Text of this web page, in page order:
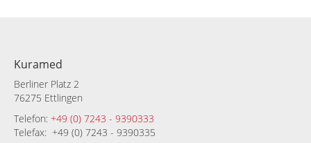
Kuramed
Berliner Platz 2
76275 Ettlingen
Telefon: +49 (0) 7243 - 9390333
Telefax: +49 (0) 7243 - 9390335